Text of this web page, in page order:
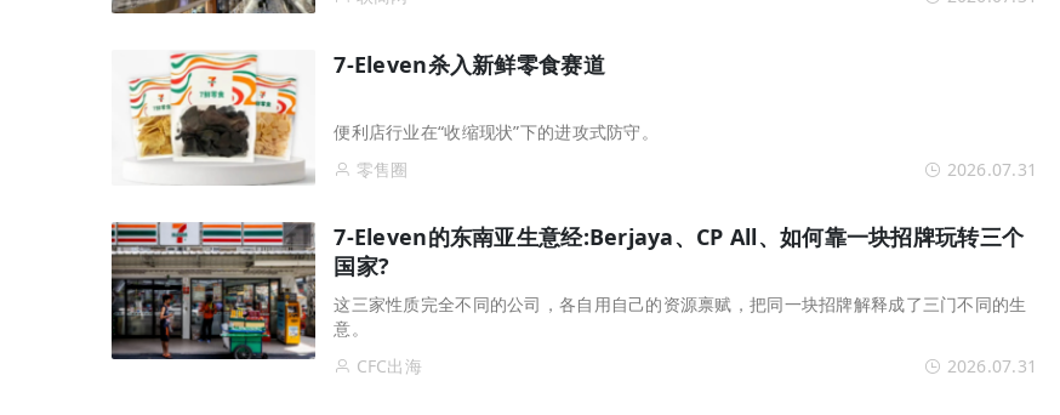
7-Eleven杀入新鲜零食赛道
便利店行业在“收缩现状”下的进攻式防守。
零售圈
2026.07.31
7-Eleven的东南亚生意经:Berjaya、CP All、如何靠一块招牌玩转三个
国家?
这三家性质完全不同的公司，各自用自己的资源禀赋，把同一块招牌解释成了三门不同的生
意。
CFC出海
2026.07.31